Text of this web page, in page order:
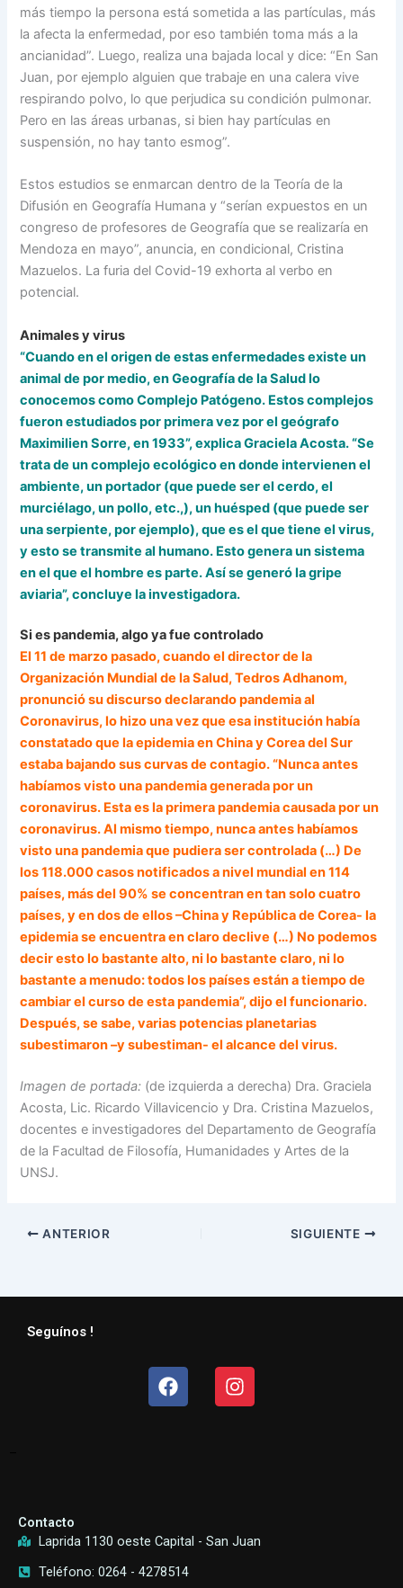
más tiempo la persona está sometida a las partículas, más
la afecta la enfermedad, por eso también toma más a la
ancianidad”. Luego, realiza una bajada local y dice: “En San
Juan, por ejemplo alguien que trabaje en una calera vive
respirando polvo, lo que perjudica su condición pulmonar.
Pero en las áreas urbanas, si bien hay partículas en
suspensión, no hay tanto esmog”.
Estos estudios se enmarcan dentro de la Teoría de la
Difusión en Geografía Humana y “serían expuestos en un
congreso de profesores de Geografía que se realizaría en
Mendoza en mayo”, anuncia, en condicional, Cristina
Mazuelos. La furia del Covid-19 exhorta al verbo en
potencial.
Animales y virus
“Cuando en el origen de estas enfermedades existe un
animal de por medio, en Geografía de la Salud lo
conocemos como Complejo Patógeno. Estos complejos
fueron estudiados por primera vez por el geógrafo
Maximilien Sorre, en 1933”, explica Graciela Acosta. “Se
trata de un complejo ecológico en donde intervienen el
ambiente, un portador (que puede ser el cerdo, el
murciélago, un pollo, etc.,), un huésped (que puede ser
una serpiente, por ejemplo), que es el que tiene el virus,
y esto se transmite al humano. Esto genera un sistema
en el que el hombre es parte. Así se generó la gripe
aviaria”, concluye la investigadora.
Si es pandemia, algo ya fue controlado
El 11 de marzo pasado, cuando el director de la
Organización Mundial de la Salud, Tedros Adhanom,
pronunció su discurso declarando pandemia al
Coronavirus, lo hizo una vez que esa institución había
constatado que la epidemia en China y Corea del Sur
estaba bajando sus curvas de contagio. “Nunca antes
habíamos visto una pandemia generada por un
coronavirus. Esta es la primera pandemia causada por un
coronavirus. Al mismo tiempo, nunca antes habíamos
visto una pandemia que pudiera ser controlada (…) De
los 118.000 casos notificados a nivel mundial en 114
países, más del 90% se concentran en tan solo cuatro
países, y en dos de ellos –China y República de Corea- la
epidemia se encuentra en claro declive (…) No podemos
decir esto lo bastante alto, ni lo bastante claro, ni lo
bastante a menudo: todos los países están a tiempo de
cambiar el curso de esta pandemia”, dijo el funcionario.
Después, se sabe, varias potencias planetarias
subestimaron –y subestiman- el alcance del virus.
Imagen de portada: (de izquierda a derecha) Dra. Graciela
Acosta, Lic. Ricardo Villavicencio y Dra. Cristina Mazuelos,
docentes e investigadores del Departamento de Geografía
de la Facultad de Filosofía, Humanidades y Artes de la
UNSJ.
ANTERIOR SIGUIENTE
Seguínos !
Contacto
Laprida 1130 oeste Capital - San Juan
Teléfono: 0264 - 4278514